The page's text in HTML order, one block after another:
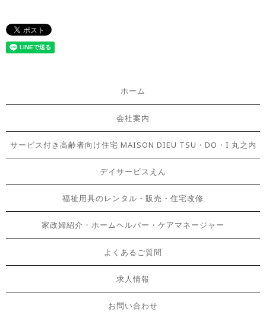
ホーム
会社案内
サービス付き高齢者向け住宅 MAISON DIEU TSU・DO・I 丸之内
デイサービスえん
福祉用具のレンタル・販売・住宅改修
家政婦紹介・ホームヘルパー・ケアマネージャー
よくあるご質問
求人情報
お問い合わせ